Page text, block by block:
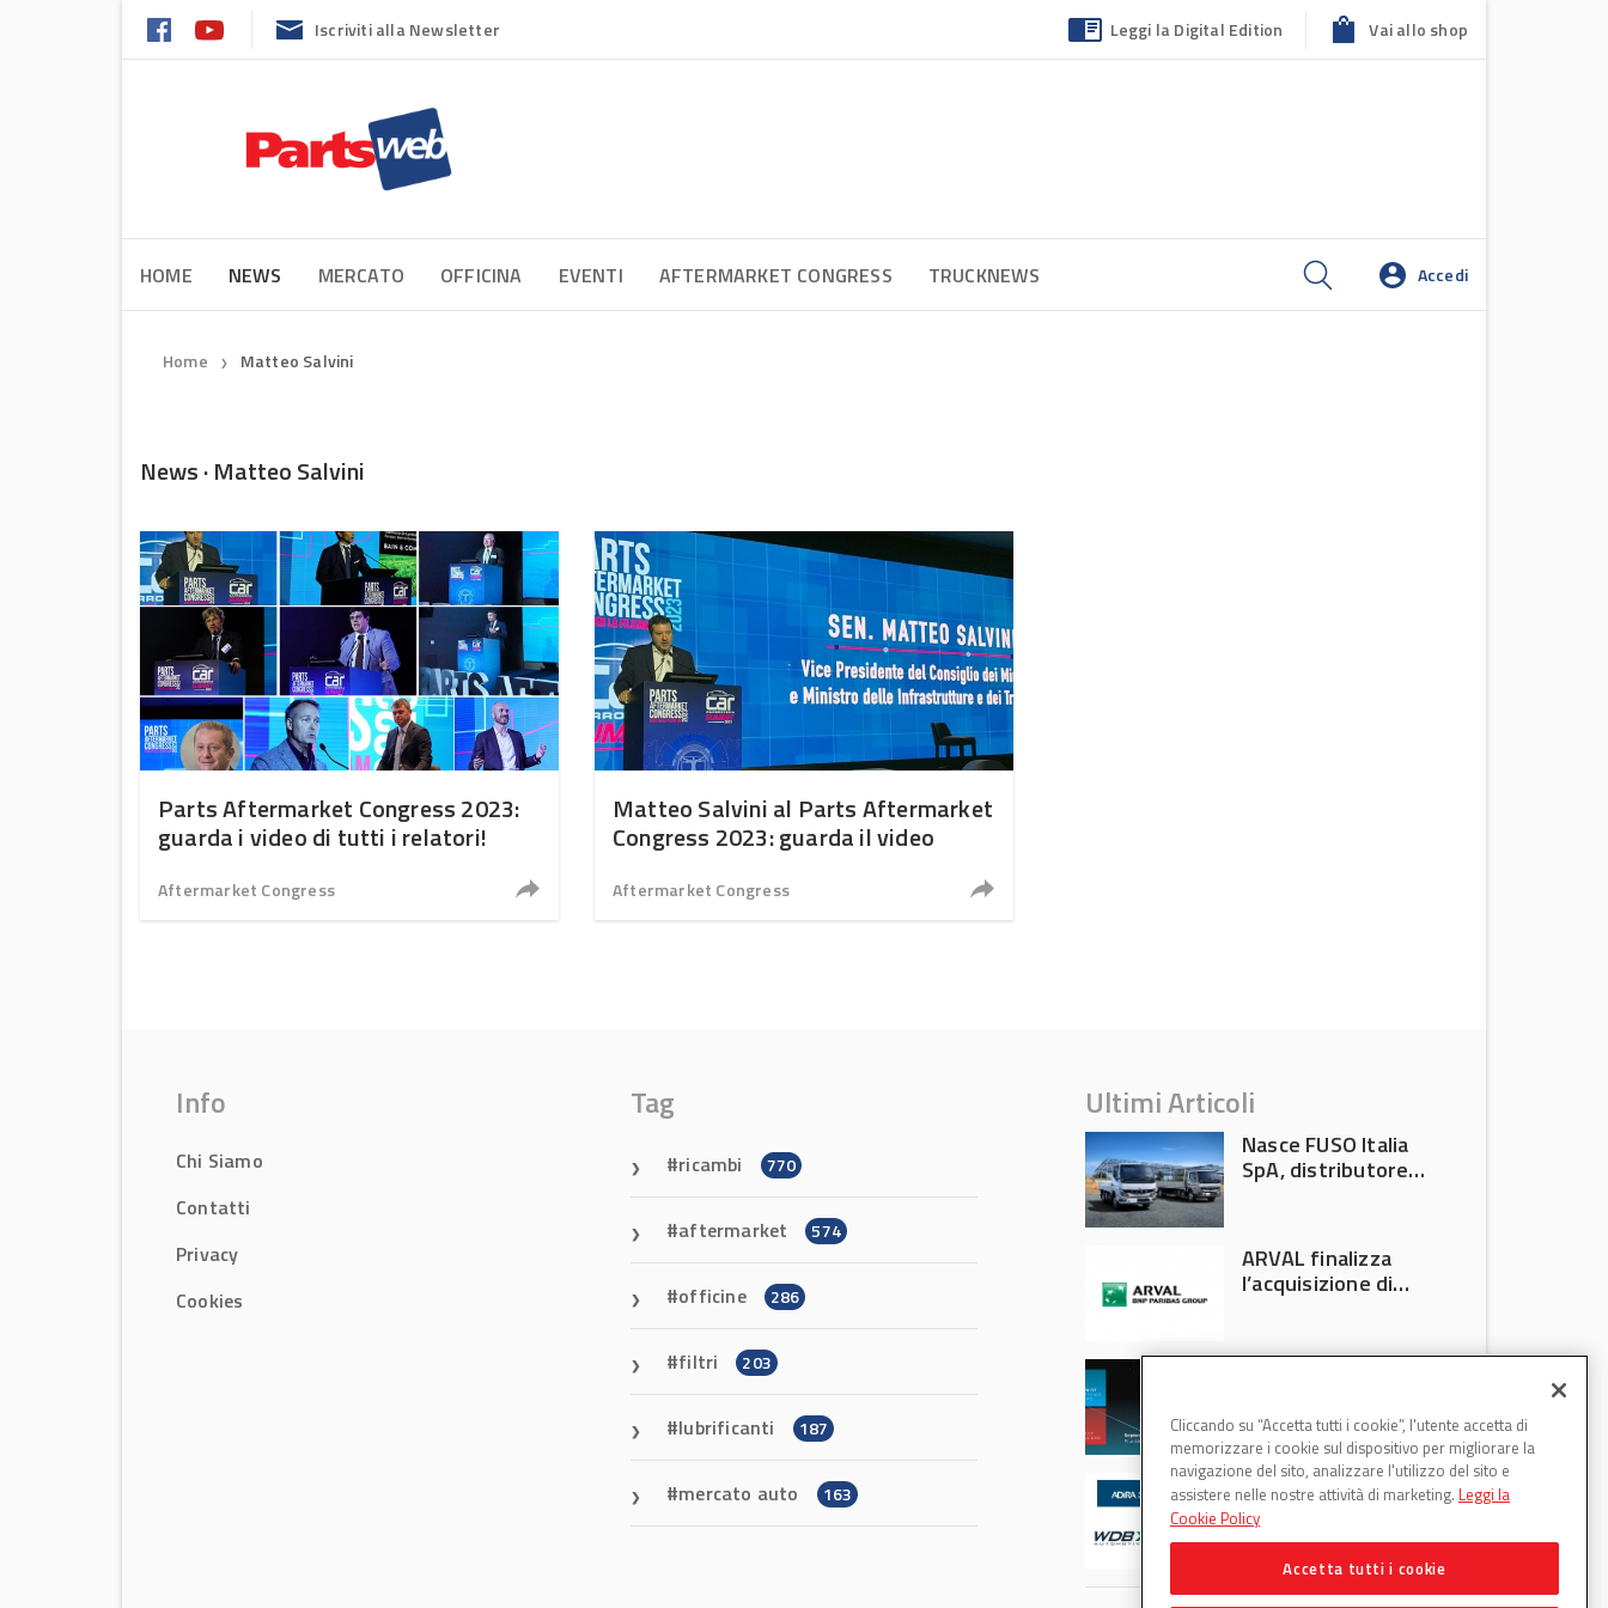
Iscriviti alla Newsletter Leggi la Digital Edition Vai allo shop
HOME NEWS MERCATO OFFICINA EVENTI AFTERMARKET CONGRESS TRUCKNEWS Accedi
Home ❯ Matteo Salvini
News · Matteo Salvini
Parts Aftermarket Congress 2023:
guarda i video di tutti i relatori!
Aftermarket Congress
Matteo Salvini al Parts Aftermarket
Congress 2023: guarda il video
Aftermarket Congress
Info
Chi Siamo
Contatti
Privacy
Cookies
Tag
ricambi 770
aftermarket 574
officine 286
filtri 203
lubrificanti 187
mercato auto 163
Ultimi Articoli
Nasce FUSO Italia
SpA, distributore
ARVAL finalizza
l’acquisizione di
Francoforte 2026
WDB Automotive
(Axitecnica) e Di.Pa.
Sport entrano in
ADIRA
Cliccando su “Accetta tutti i cookie”, l'utente accetta di
memorizzare i cookie sul dispositivo per migliorare la
navigazione del sito, analizzare l'utilizzo del sito e
assistere nelle nostre attività di marketing. Leggi la
Cookie Policy
Accetta tutti i cookie